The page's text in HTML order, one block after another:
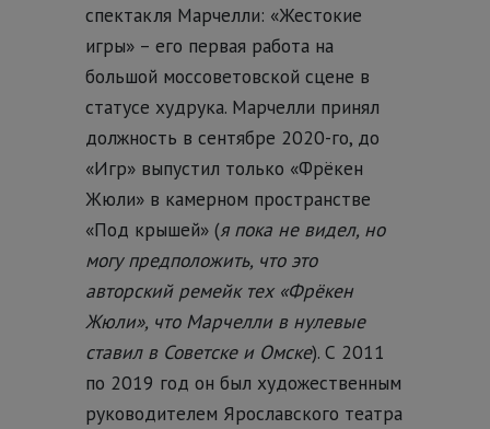
спектакля Марчелли: «Жестокие
игры» – его первая работа на
большой моссоветовской сцене в
статусе худрука. Марчелли принял
должность в сентябре 2020-го, до
«Игр» выпустил только «Фрёкен
Жюли» в камерном пространстве
«Под крышей» (я пока не видел, но
могу предположить, что это
авторский ремейк тех «Фрёкен
Жюли», что Марчелли в нулевые
ставил в Советске и Омске). С 2011
по 2019 год он был художественным
руководителем Ярославского театра